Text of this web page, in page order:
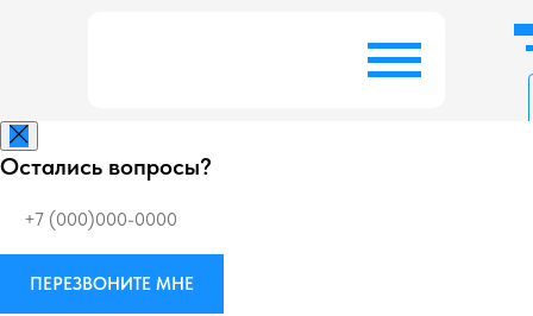
Остались вопросы?
ПЕРЕЗВОНИТЕ МНЕ